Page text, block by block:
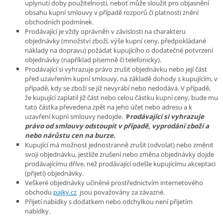
uplynutí doby použitelnosti, neboť může sloužit pro objasnění
obsahu kupní smlouvy v případě rozporů či platnosti znění
obchodních podmínek.
Prodávající je vždy oprávněn v závislosti na charakteru
objednávky (množství zboží, výše kupní ceny, předpokládané
náklady na dopravu) požádat kupujícího o dodatečné potvrzení
objednávky (například písemně či telefonicky).
Prodávající si vyhrazuje právo zrušit objednávku nebo její část
před uzavřením kupní smlouvy, na základě dohody s kupujícím, v
případě, kdy se zboží se již nevyrábí nebo nedodává. V případě,
že kupující zaplatil již část nebo celou částku kupní ceny, bude mu
tato částka převedena zpět na jeho účet nebo adresu a k
uzavření kupní smlouvy nedojde. Prodávající si vyhrazuje
právo od smlouvy odstoupit v případě, vyprodání zboží a
nebo nárůstu cen na burze.
Kupující má možnost jednostranně zrušit (odvolat) nebo změnit
svoji objednávku, jestliže zrušení nebo změna objednávky dojde
prodávajícímu dříve, než prodávající odešle kupujícímu akceptaci
(přijetí) objednávky.
Veškeré objednávky učiněné prostřednictvím internetového
obchodu pajky.cz jsou považovány za závazné.
Přijetí nabídky s dodatkem nebo odchylkou není přijetím
nabídky.